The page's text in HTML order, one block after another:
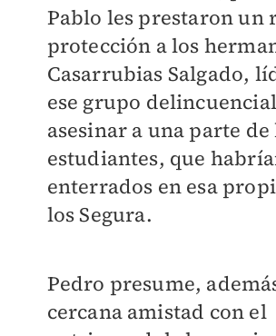
Pablo les prestaron un
protección a los
Casarrubias Salgado,
ese grupo
asesinar a una parte de
estudiantes, que
enterrados en esa
los Segura.
Pedro presume,
cercana amistad con el